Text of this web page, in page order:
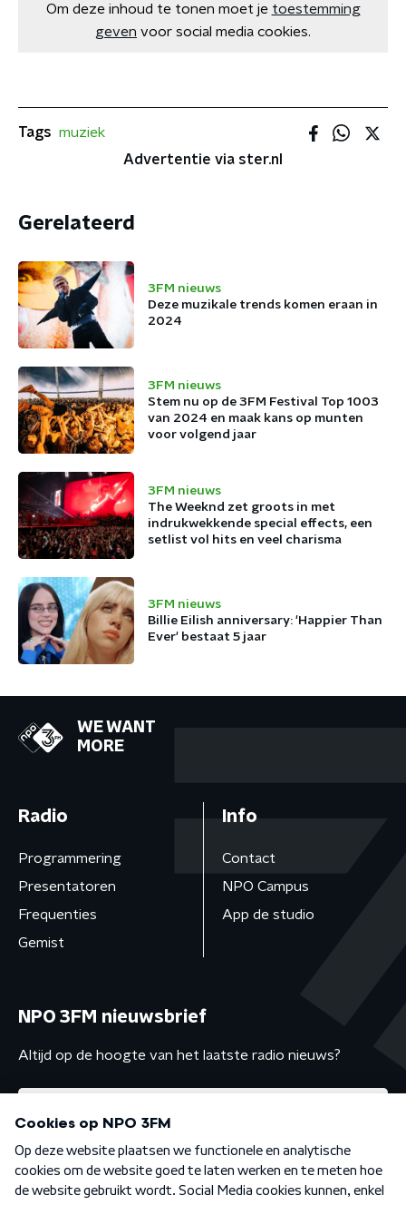
Om deze inhoud te tonen moet je toestemming
geven voor social media cookies.
Tags muziek
Advertentie via ster.nl
Gerelateerd
3FM nieuws
Deze muzikale trends komen eraan in
2024
3FM nieuws
Stem nu op de 3FM Festival Top 1003
van 2024 en maak kans op munten
voor volgend jaar
3FM nieuws
The Weeknd zet groots in met
indrukwekkende special effects, een
setlist vol hits en veel charisma
3FM nieuws
Billie Eilish anniversary: 'Happier Than
Ever' bestaat 5 jaar
WE WANT
MORE
Radio
Programmering
Presentatoren
Frequenties
Gemist
Info
Contact
NPO Campus
App de studio
NPO 3FM nieuwsbrief
Altijd op de hoogte van het laatste radio nieuws?